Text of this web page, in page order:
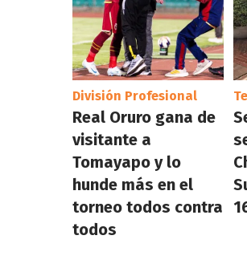
División Profesional
Real Oruro gana de
visitante a
Tomayapo y lo
hunde más en el
torneo todos contra
todos